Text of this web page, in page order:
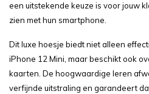
een uitstekende keuze is voor jouw
zien met hun smartphone.
Dit luxe hoesje biedt niet alleen
iPhone 12 Mini, maar beschikt ook
kaarten. De hoogwaardige leren
verfijnde uitstraling en garandeert